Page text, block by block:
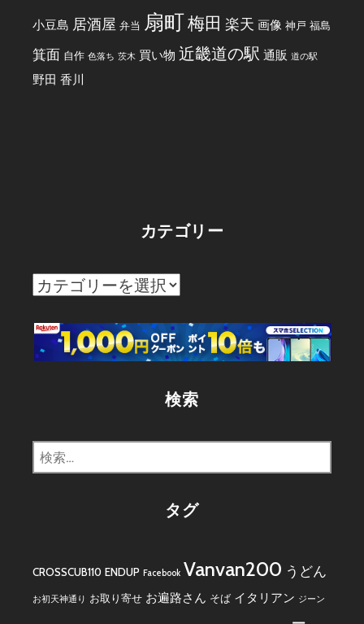
小豆島 居酒屋 弁当 扇町梅田 楽天 画像 神戸 福島
箕面 自作 色落ち 茨木 買い物 近畿道の駅 通販 道の駅
野田 香川
カテゴリー
カ
ゴ
リ
検索
検
索:
タグ
CROSSCUB110 ENDUP Facebook Vanvan200 うどん
お初天神通り お取り寄せ お遍路さん そば イタリアン ジーン